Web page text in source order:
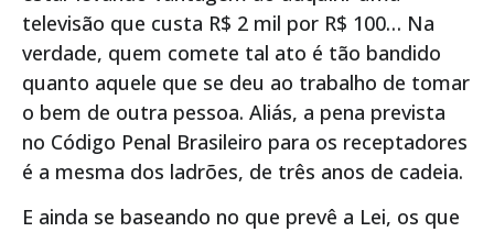
televisão que custa R$ 2 mil por R$ 100… Na
verdade, quem comete tal ato é tão bandido
quanto aquele que se deu ao trabalho de tomar
o bem de outra pessoa. Aliás, a pena prevista
no Código Penal Brasileiro para os receptadores
é a mesma dos ladrões, de três anos de cadeia.
E ainda se baseando no que prevê a Lei, os que